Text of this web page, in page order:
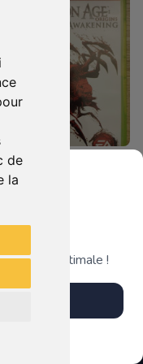
de
la
€
optimale !